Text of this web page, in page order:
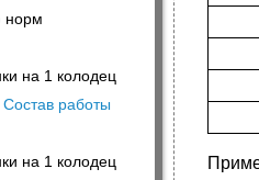
норм
на 1 колодец
Состав работы
на 1 колодец